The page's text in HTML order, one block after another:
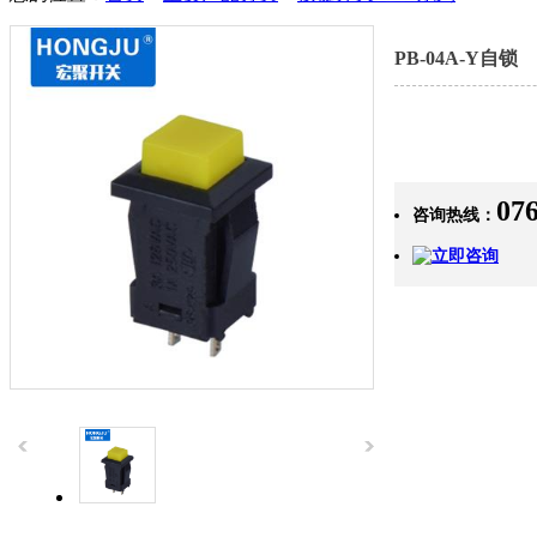
PB-04A-Y自锁
咨询热线：